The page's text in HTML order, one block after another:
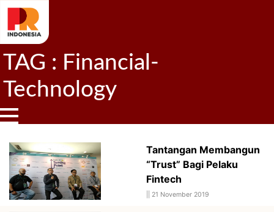
TAG : Financial-
Technology
Tantangan Membangun
“Trust” Bagi Pelaku
Fintech
21 November 2019